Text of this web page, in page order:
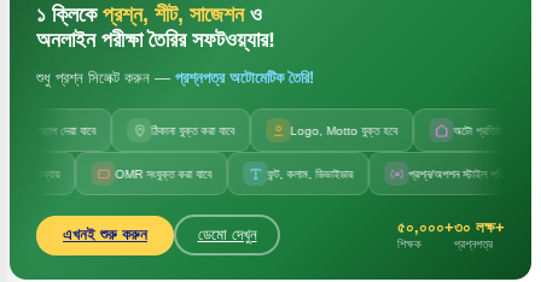
১ ক্লিকে প্রশ্ন, শীট, সাজেশনও
অনলাইন পরীক্ষা তৈরির সফটওয়্যার!
শুধু প্রশ্ন সিলেক্ট করুন — প্রশ্নপত্র অটোমেটিক তৈরি!
জলছাপ দেয়া যাবে ঠিকানা যুক্ত করা যাবে Logo, Motto যুক্ত হবে অটো প্রতিষ্ঠানের নাম
OMR সংযুক্ত করা যাবে ফন্ট, কলাম, ডিভাইডার প্রশ্ন/অপশন স্টাইল পরিবর্তন
এখনই শুরু করুন ডেমো দেখুন ৫০,০০০+
শিক্ষক
৩০ লক্ষ+
প্রশ্নপত্র